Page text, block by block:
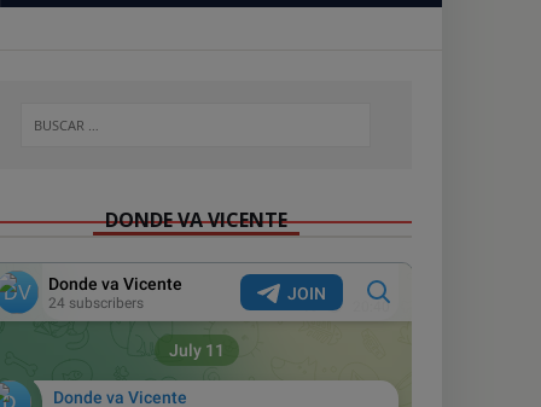
DONDE VA VICENTE